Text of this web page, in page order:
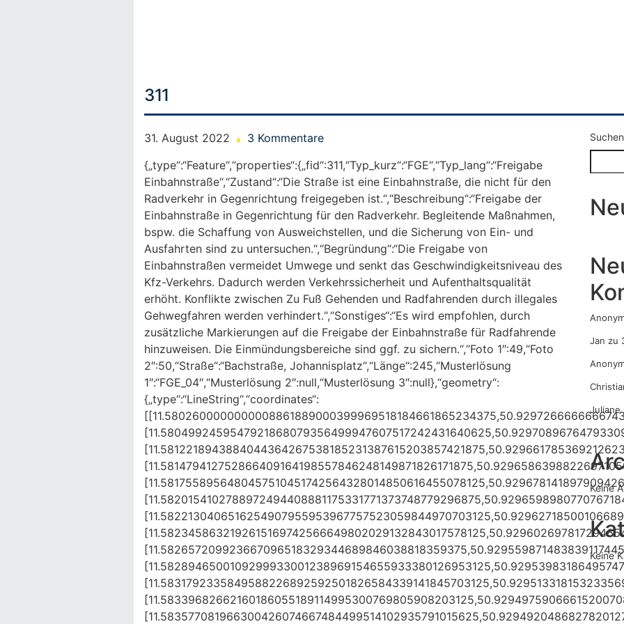
311
31. August 2022
3 Kommentare
{„type“:“Feature“,“properties“:{„fid“:311,“Typ_kurz“:“FGE“,“Typ_lang“:“Freigabe
Einbahnstraße“,“Zustand“:“Die Straße ist eine Einbahnstraße, die nicht für den
Radverkehr in Gegenrichtung freigegeben ist.“,“Beschreibung“:“Freigabe der
Einbahnstraße in Gegenrichtung für den Radverkehr. Begleitende Maßnahmen,
bspw. die Schaffung von Ausweichstellen, und die Sicherung von Ein- und
Ausfahrten sind zu untersuchen.“,“Begründung“:“Die Freigabe von
Einbahnstraßen vermeidet Umwege und senkt das Geschwindigkeitsniveau des
Kfz-Verkehrs. Dadurch werden Verkehrssicherheit und Aufenthaltsqualität
erhöht. Konflikte zwischen Zu Fuß Gehenden und Radfahrenden durch illegales
Gehwegfahren werden verhindert.“,“Sonstiges“:“Es wird empfohlen, durch
zusätzliche Markierungen auf die Freigabe der Einbahnstraße für Radfahrende
hinzuweisen. Die Einmündungsbereiche sind ggf. zu sichern.“,“Foto 1″:49,“Foto
2″:50,“Straße“:“Bachstraße, Johannisplatz“,“Länge“:245,“Musterlösung
1″:“FGE_04″,“Musterlösung 2″:null,“Musterlösung 3″:null},“geometry“:
{„type“:“LineString“,“coordinates“:
Suchen
Jan zu
Juliane
Keine
Keine